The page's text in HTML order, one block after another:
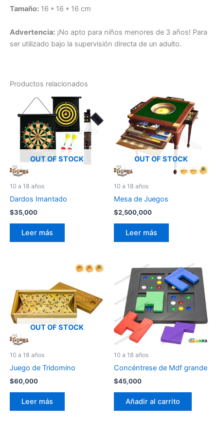
Tamaño: 16 * 16 * 16 cm
Advertencia: ¡No apto para niños menores de 3 años! Para
ser utilizado bajo la supervisión directa de un adulto.
Productos relacionados
OUT OF STOCK
10 a 18 años
Dardos Imantado
$35,000
Leer más
OUT OF STOCK
10 a 18 años
Mesa de Juegos
$2,500,000
Leer más
OUT OF STOCK
10 a 18 años
Juego de Tridomino
$60,000
Leer más
10 a 18 años
Concéntrese de Mdf grande
$45,000
Añadir al carrito